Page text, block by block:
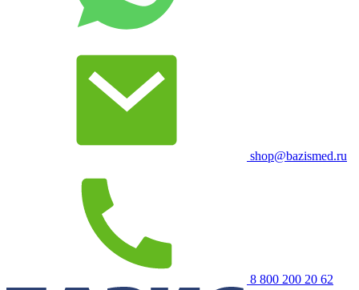
shop@bazismed.ru
8 800 200 20 62